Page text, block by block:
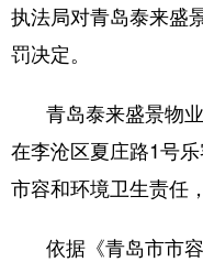
执法局对青岛泰来盛
罚决定。
青岛泰来盛景物
在李沧区夏庄路1号
市容和环境卫生责任
依据《青岛市市